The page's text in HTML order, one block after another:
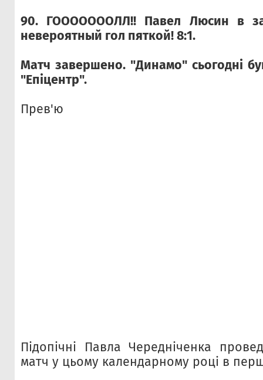
90. ГОООООООЛЛ!! Павел Люсин в
невероятный гол пяткой! 8:1.
Матч завершено. "Динамо" сьогодні
"Епіцентр".
Прев'ю
Підопічні Павла Чередніченка
матч у цьому календарному році в